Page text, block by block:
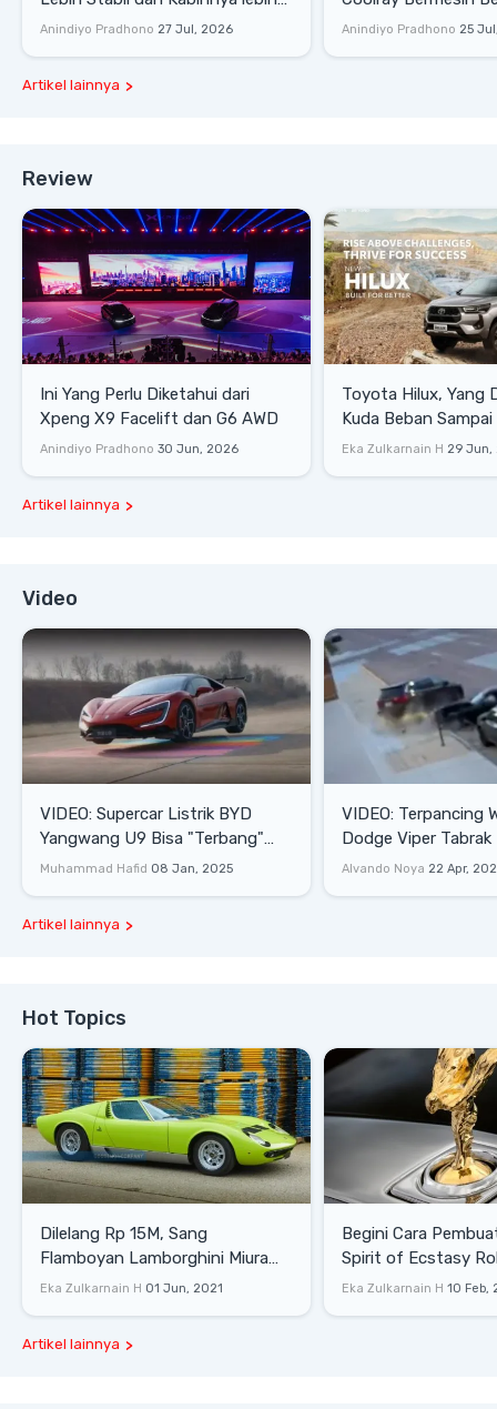
Senyap
Anindiyo Pradhono 27 Jul, 2026
di Sirkuit Mandalika
Anindiyo Pradhono 25
Artikel lainnya
Review
Ini Yang Perlu Diketahui dari
Xpeng X9 Facelift dan G6 AWD
Anindiyo Pradhono 30 Jun, 2026
Toyota Hilux, Yang
Kuda Beban
Lifestyle
Eka Zulkarnain H 29 Jun,
Artikel lainnya
Video
VIDEO: Supercar Listrik BYD
Yangwang U9 Bisa "Terbang"
Lewati Rintangan
Muhammad Hafid 08 Jan, 2025
VIDEO: Terpancing
Dodge Viper Tabrak
Saat Burnout
Alvando Noya 22 Apr,
Artikel lainnya
Hot Topics
Dilelang Rp 15M, Sang
Flamboyan Lamborghini Miura
P400 S
Eka Zulkarnain H 01 Jun, 2021
Begini Cara
Spirit of Ecstasy
Eka Zulkarnain H 10 Feb,
Artikel lainnya